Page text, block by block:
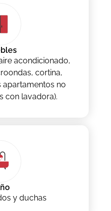
acondicionado,
cortina,
apartamentos no
con lavadora).
y duchas